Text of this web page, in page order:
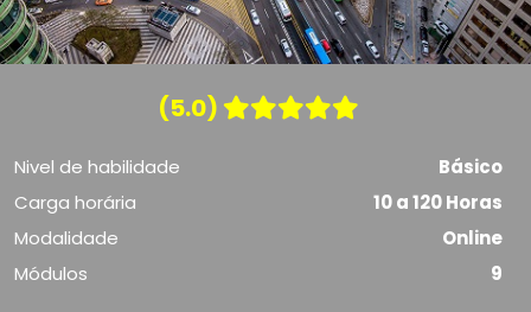
(5.0)
Nivel de habilidade
Básico
Carga horária
10 a 120 Horas
Modalidade
Online
Módulos
9